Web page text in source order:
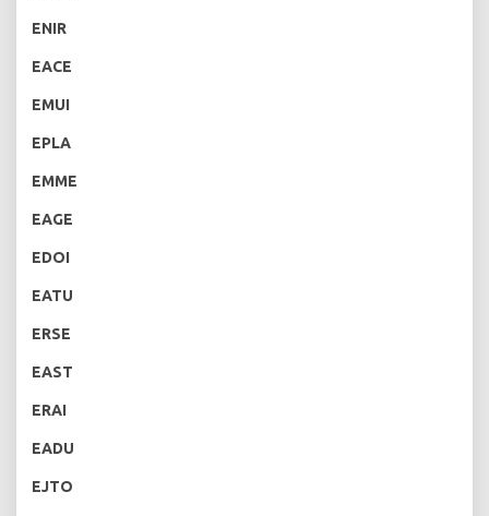
ENIR
EACE
EMUI
EPLA
EMME
EAGE
EDOI
EATU
ERSE
EAST
ERAI
EADU
EJTO